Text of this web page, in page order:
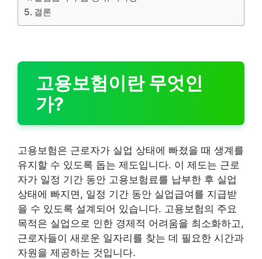
결론
고용보험이란 무엇인
가?
고용보험은 근로자가 실업 상태에 빠졌을 때 생계를
유지할 수 있도록 돕는 제도입니다. 이 제도는 근로
자가 일정 기간 동안 고용보험료를 납부한 후 실업
상태에 빠지면, 일정 기간 동안 실업급여를 지급받
을 수 있도록 설계되어 있습니다. 고용보험의 주요
목적은 실업으로 인한 경제적 어려움을 최소화하고,
근로자들이 새로운 일자리를 찾는 데 필요한 시간과
자원을 제공하는 것입니다.